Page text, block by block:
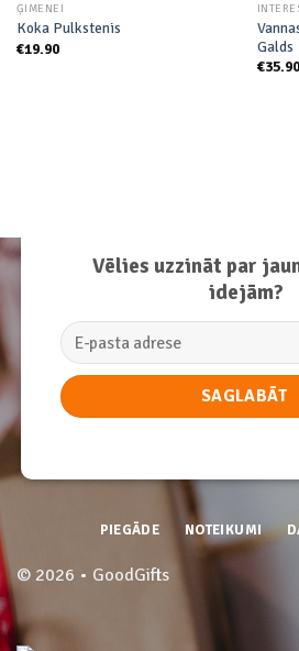
ĢIMENEI
Koka Pulkstenis
€19.90
Galds
€35.90
Vēlies uzzināt par
idejām?
© 2026 • GoodGifts
PIEGĀDE NOTEIKUMI